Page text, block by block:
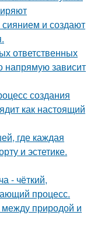
и создают
ответственных
напрямую зависит
создания
как настоящий
где каждая
и эстетике.
- чёткий,
процесс.
природой и